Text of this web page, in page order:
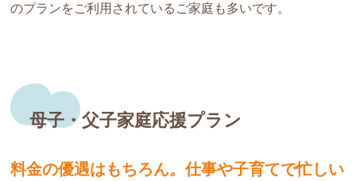
のプランをご利用されているご家庭も多いです。
母子・父子家庭応援プラン
料金の優遇はもちろん。仕事や子育てで忙しい